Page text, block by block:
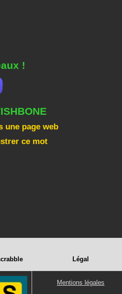
!
une page web
ce mot
Légal
Mentions légales